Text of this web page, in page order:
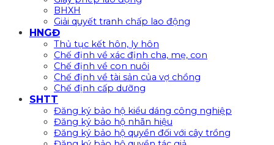
BHXH
Giải quyết tranh chấp lao động
HNGĐ
Thủ tục kết hôn, ly hôn
Chế định về xác định cha, mẹ, con
Chế định về con nuôi
Chế định về tài sản của vợ chồng
Chế định cấp dưỡng
SHTT
Đăng ký bảo hộ kiểu dáng công nghiệp
Đăng ký bảo hộ nhãn hiệu
Đăng ký bảo hộ quyền đối với cây trồng